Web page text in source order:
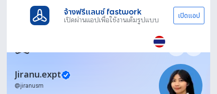
จ้างฟรีแลนซ์ fastwork
เปิดผ่านแอปเพื่อใช้งานเต็มรูปแบบ เปิดแอป
Jiranu.expt
@jiranusm